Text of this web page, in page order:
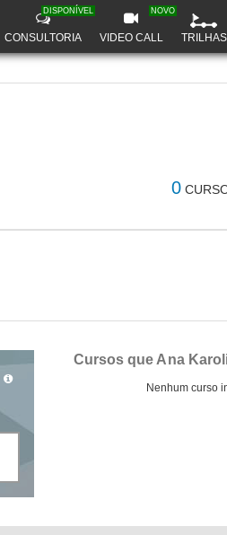
CONSULTORIA
DISPONÍVEL
VIDEO CALL
NOVO
TRILHAS
0
Cursos que Ana
Nenhum curso